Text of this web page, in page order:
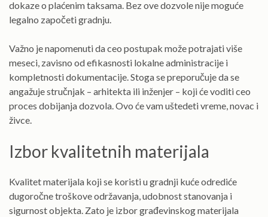
dokaze o plaćenim taksama. Bez ove dozvole nije moguće
legalno započeti gradnju.
Važno je napomenuti da ceo postupak može potrajati više
meseci, zavisno od efikasnosti lokalne administracije i
kompletnosti dokumentacije. Stoga se preporučuje da se
angažuje stručnjak – arhitekta ili inženjer – koji će voditi ceo
proces dobijanja dozvola. Ovo će vam uštedeti vreme, novac i
živce.
Izbor kvalitetnih materijala
Kvalitet materijala koji se koristi u gradnji kuće odrediće
dugoročne troškove održavanja, udobnost stanovanja i
sigurnost objekta. Zato je izbor građevinskog materijala